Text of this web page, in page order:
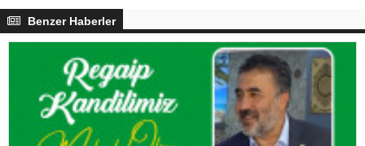
Benzer Haberler